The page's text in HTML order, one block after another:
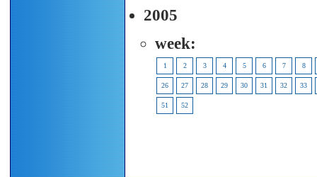
2005
week:
1 2 3 4 5 6 7 8
26 27 28 29 30 31 32 33
51 52